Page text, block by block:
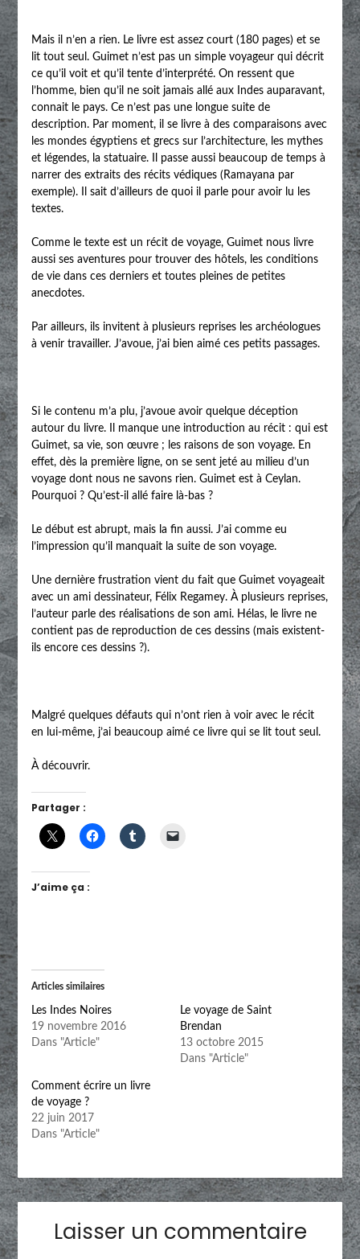
Mais il n’en a rien. Le livre est assez court (180 pages) et se
lit tout seul. Guimet n’est pas un simple voyageur qui décrit
ce qu’il voit et qu’il tente d’interprété. On ressent que
l’homme, bien qu’il ne soit jamais allé aux Indes auparavant,
connait le pays. Ce n’est pas une longue suite de
description. Par moment, il se livre à des comparaisons avec
les mondes égyptiens et grecs sur l’architecture, les mythes
et légendes, la statuaire. Il passe aussi beaucoup de temps à
narrer des extraits des récits védiques (Ramayana par
exemple). Il sait d’ailleurs de quoi il parle pour avoir lu les
textes.
Comme le texte est un récit de voyage, Guimet nous livre
aussi ses aventures pour trouver des hôtels, les conditions
de vie dans ces derniers et toutes pleines de petites
anecdotes.
Par ailleurs, ils invitent à plusieurs reprises les archéologues
à venir travailler. J’avoue, j’ai bien aimé ces petits passages.
Si le contenu m’a plu, j’avoue avoir quelque déception
autour du livre. Il manque une introduction au récit : qui est
Guimet, sa vie, son œuvre ; les raisons de son voyage. En
effet, dès la première ligne, on se sent jeté au milieu d’un
voyage dont nous ne savons rien. Guimet est à Ceylan.
Pourquoi ? Qu’est-il allé faire là-bas ?
Le début est abrupt, mais la fin aussi. J’ai comme eu
l’impression qu’il manquait la suite de son voyage.
Une dernière frustration vient du fait que Guimet voyageait
avec un ami dessinateur, Félix Regamey. À plusieurs reprises,
l’auteur parle des réalisations de son ami. Hélas, le livre ne
contient pas de reproduction de ces dessins (mais existent-
ils encore ces dessins ?).
Malgré quelques défauts qui n’ont rien à voir avec le récit
en lui-même, j’ai beaucoup aimé ce livre qui se lit tout seul.
À découvrir.
Partager :
J’aime ça :
Articles similaires
Les Indes Noires
19 novembre 2016
Dans "Article"
Le voyage de Saint
Brendan
13 octobre 2015
Dans "Article"
Comment écrire un livre
de voyage ?
22 juin 2017
Dans "Article"
Laisser un commentaire